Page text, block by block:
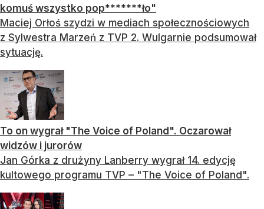
komuś wszystko pop*******ło"
Maciej Orłoś szydzi w mediach społecznościowych
z Sylwestra Marzeń z TVP 2. Wulgarnie podsumował
sytuację.
To on wygrał "The Voice of Poland". Oczarował
widzów i jurorów
Jan Górka z drużyny Lanberry wygrał 14. edycję
kultowego programu TVP – "The Voice of Poland".